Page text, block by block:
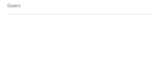
Galeri